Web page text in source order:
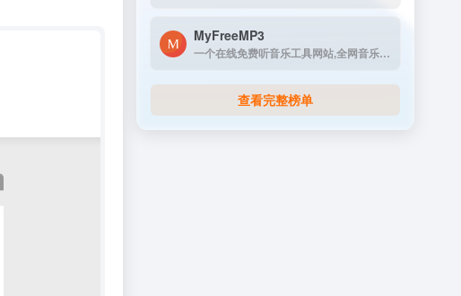
MyFreeMP3
一个在线免费听音乐工具网站,全网音乐都可以来这找找
查看完整榜单